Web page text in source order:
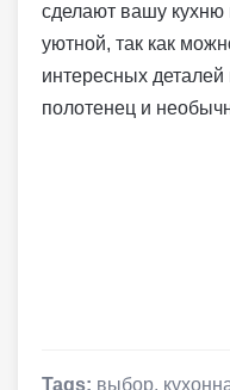
сделают вашу кухню
уютной, так как
интересных
полотенец и
Tags: выбор,